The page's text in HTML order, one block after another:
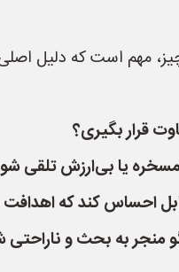
مهم است که دلیل
قرار بگیری؟
یا بی‌ارزش تلقی
احساس کند که اهدافت
منجر به بحث و ناراحتی